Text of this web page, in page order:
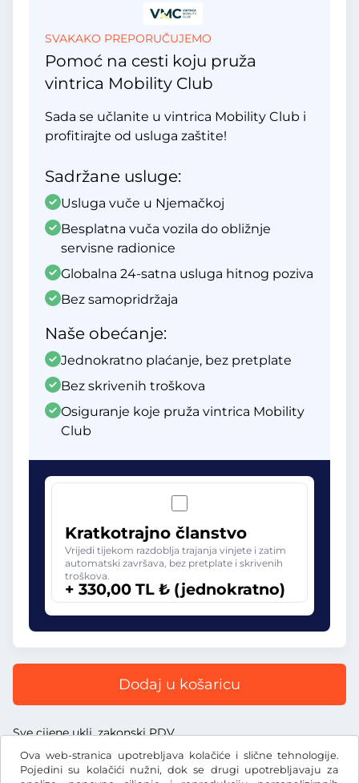
Ova web-stranica upotrebljava kolačiće i slične tehnologije.
Pojedini su kolačići nužni, dok se drugi upotrebljavaju za
SVAKAKO PREPORUČUJEMO
Pomoć na cesti koju pruža
vintrica Mobility Club
Sada se učlanite u vintrica Mobility Club i
profitirajte od usluga zaštite!
Sadržane usluge:
Usluga vuče u Njemačkoj
Besplatna vuča vozila do obližnje
servisne radionice
Globalna 24-satna usluga hitnog poziva
Bez samopridržaja
Naše obećanje:
Jednokratno plaćanje, bez pretplate
Bez skrivenih troškova
Osiguranje koje pruža vintrica Mobility
Club
Kratkotrajno članstvo
Vrijedi tijekom razdoblja trajanja vinjete i zatim
automatski završava, bez pretplate i skrivenih
troškova.
+ 330,00 TL ₺ (jednokratno)
Dodaj u košaricu
Sve cijene uklj. zakonski PDV